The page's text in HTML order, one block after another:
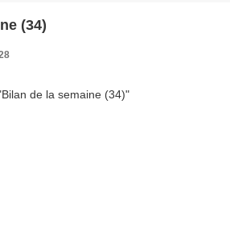
(34)